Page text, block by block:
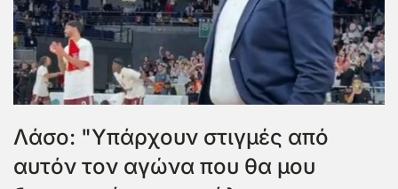
Λάσο: "Υπάρχουν στιγμές από
αυτόν τον αγώνα που θα μου